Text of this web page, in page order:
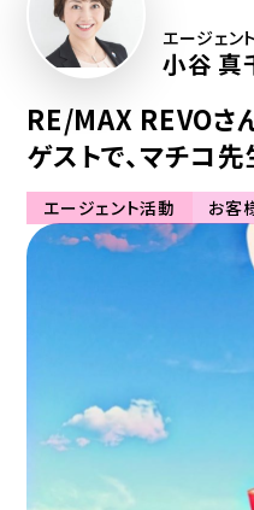
エージェント
小谷 真
RE/MAX REVOさ
ゲストで、マチコ
エージェント活動 お客